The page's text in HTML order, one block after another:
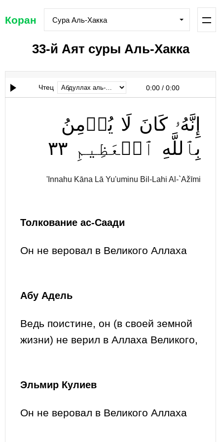
Коран Сура Аль-Хакка
33-й Аят суры Аль-Хакка
Чтец 0:00 / 0:00
إِنَّهُۥ كَانَ لَا يُؤۡمِنُ
بِٱللَّهِ ٱلۡعَظِيمِ ٣٣
'Innahu Kāna Lā Yu'uminu Bil-Lahi Al-`Ažīmi
Толкование ас-Саади
Он не веровал в Великого Аллаха
Абу Адель
Ведь поистине, он (в своей земной
жизни) не верил в Аллаха Великого,
Эльмир Кулиев
Он не веровал в Великого Аллаха